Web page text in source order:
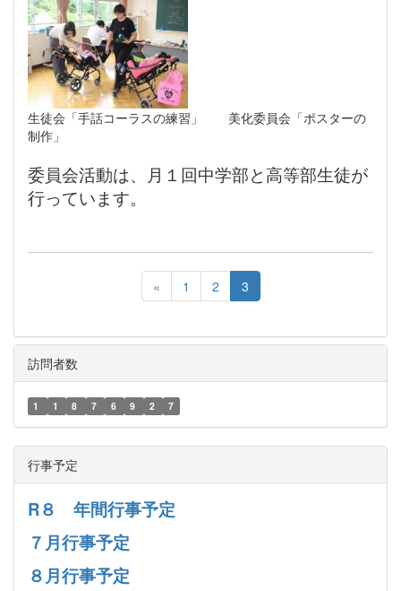
生徒会「手話コーラスの練習」 美化委員会「ポスターの
制作」
委員会活動は、月１回中学部と高等部生徒が
行っています。
« 1 2 3
訪問者数
1 1 8 7 6 9 2 7
行事予定
R８ 年間行事予定
７月行事予定
８月行事予定